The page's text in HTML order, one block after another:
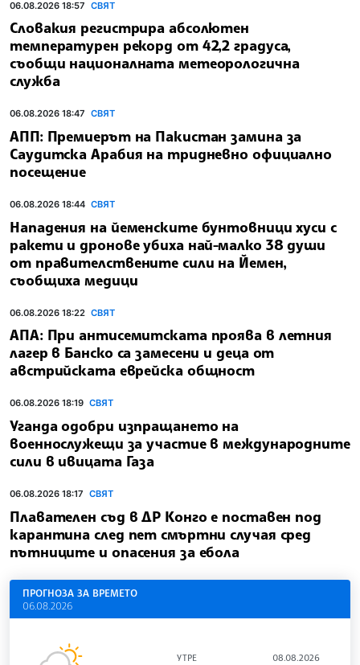
06.08.2026 18:57 СВЯТ
Словакия регистрира абсолютен
температурен рекорд от 42,2 градуса,
съобщи националната метеорологична
служба
06.08.2026 18:47 СВЯТ
АПП: Премиерът на Пакистан замина за
Саудитска Арабия на тридневно официално
посещение
06.08.2026 18:44 СВЯТ
Нападения на йеменските бунтовници хуси с
ракети и дронове убиха най-малко 38 души
от правителствените сили на Йемен,
съобщиха медици
06.08.2026 18:22 СВЯТ
АПА: При антисемитската проява в летния
лагер в Банско са замесени и деца от
австрийската еврейска общност
06.08.2026 18:19 СВЯТ
Уганда одобри изпращането на
военнослужещи за участие в международните
сили в ивицата Газа
06.08.2026 18:17 СВЯТ
Плавателен съд в ДР Конго е поставен под
карантина след пет смъртни случая сред
пътниците и опасения за ебола
ПРОГНОЗА ЗА ВРЕМЕТО
06.08.2026
УТРЕ 08.08.2026